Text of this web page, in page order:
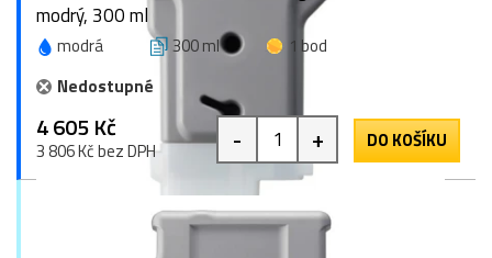
modrý, 300 ml
modrá 300 ml
1 bod
Nedostupné
4 605 Kč
3 806 Kč bez DPH - + DO KOŠÍKU